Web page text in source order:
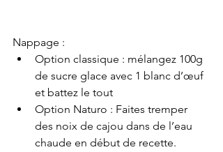
Nappage :
Option classique : mélangez 100g
de sucre glace avec 1 blanc d’œuf
et battez le tout
Option Naturo : Faites tremper
des noix de cajou dans de l’eau
chaude en début de recette.